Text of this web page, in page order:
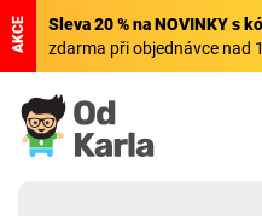
AKCE Sleva 20 % na NOVINKY s
zdarma při objednávce nad